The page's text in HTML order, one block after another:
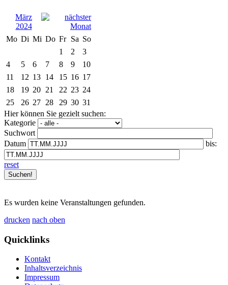
März
2024
Mo Di Mi Do Fr Sa So
1
2
3
4
5 6 7 8 9
10
11
12 13 14 15 16 17
18
19 20 21 22 23 24
25
26 27 28 29 30 31
Hier können Sie gezielt suchen:
Kategorie
Suchwort
Datum
bis:
reset
Es wurden keine Veranstaltungen gefunden.
drucken nach oben
Quicklinks
Kontakt
Inhaltsverzeichnis
Impressum